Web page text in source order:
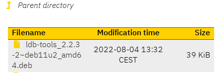
Parent directory
Filename Modification time
Size
ldb-tools_2.2.3
-2~deb11u2_amd6
4.deb
2022-08-04 13:32
CEST
39 KiB